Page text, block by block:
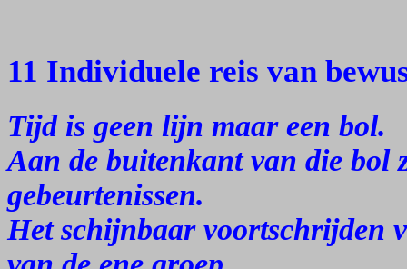
11 Individuele reis van
Tijd is geen lijn maar een bol.
Aan de buitenkant van die bol
gebeurtenissen.
Het schijnbaar voortschrijden